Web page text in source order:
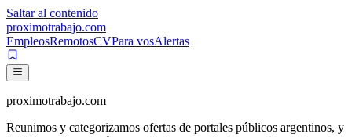
Saltar al contenido
proximotrabajo.com
EmpleosRemotosCVPara vosAlertas
proximotrabajo.com
Reunimos y categorizamos ofertas de portales públicos argentinos, y